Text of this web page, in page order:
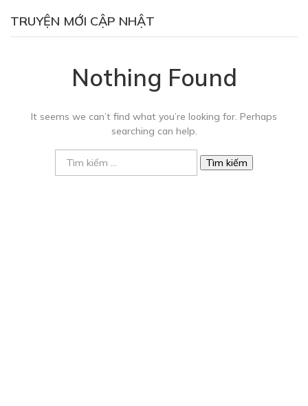
TRUYỆN MỚI CẬP NHẬT
Nothing Found
It seems we can’t find what you’re looking for. Perhaps
searching can help.